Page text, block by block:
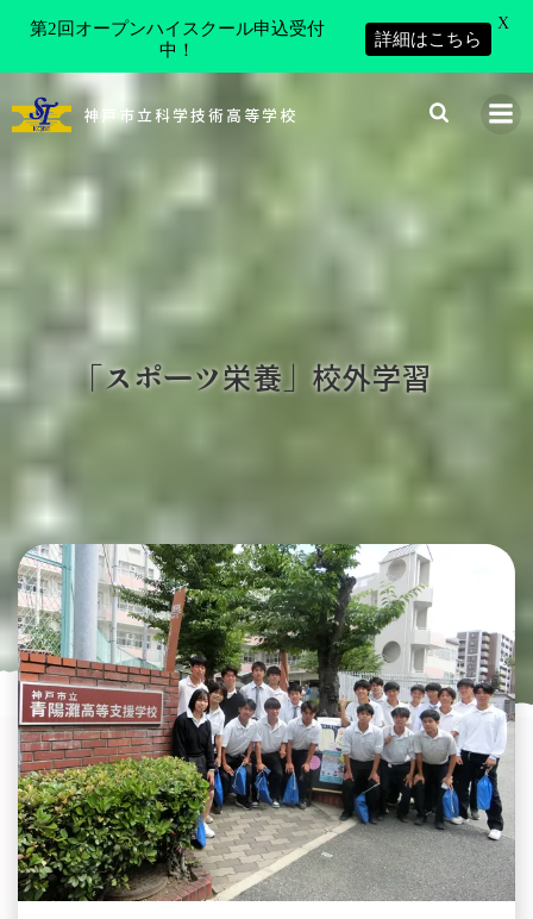
ン
神戸市立科学技術高等学校
「スポーツ栄養」校外学習
第2回オープンハイスクール申込受付
中！
詳細はこちら
X